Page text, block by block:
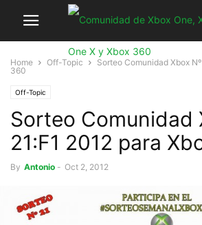
Home Off-Topic
Sorteo Comunidad Xbox
360
Off-Topic
Sorteo Comunidad
21:F1 2012 para
By Antonio - Oct 2, 2012